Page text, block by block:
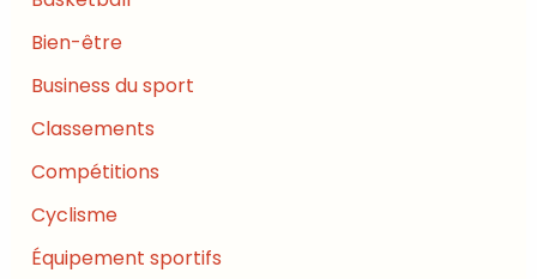
Bien-être
Business du sport
Classements
Compétitions
Cyclisme
Équipement sportifs